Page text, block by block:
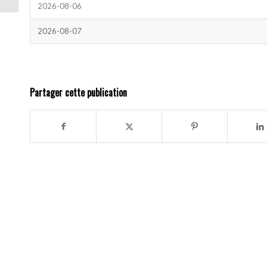
2026-08-06
2026-08-07
Partager cette publication